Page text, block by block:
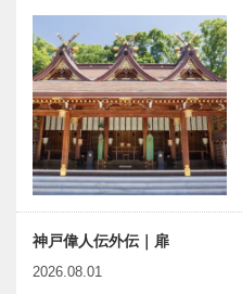
神戸偉人伝外伝｜扉
2026.08.01